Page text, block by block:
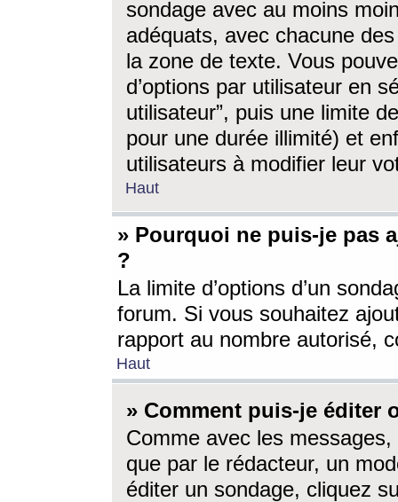
sondage avec au moins
adéquats, avec chacune
la zone de texte. Vous
d’options par utilisateur en
utilisateur”, puis une limite
pour une durée illimité) et
utilisateurs à modifier leur
Haut
» Pourquoi ne puis-je pas
?
La limite d’options d’un
forum. Si vous souhaitez
rapport au nombre autorisé,
Haut
» Comment puis-je éditer
Comme avec les
que par le rédacteur, un
éditer un sondage, cliquez